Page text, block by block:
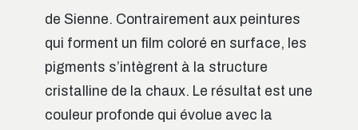
de Sienne. Contrairement aux peintures
qui forment un film coloré en surface, les
pigments s’intègrent à la structure
cristalline de la chaux. Le résultat est une
couleur profonde qui évolue avec la